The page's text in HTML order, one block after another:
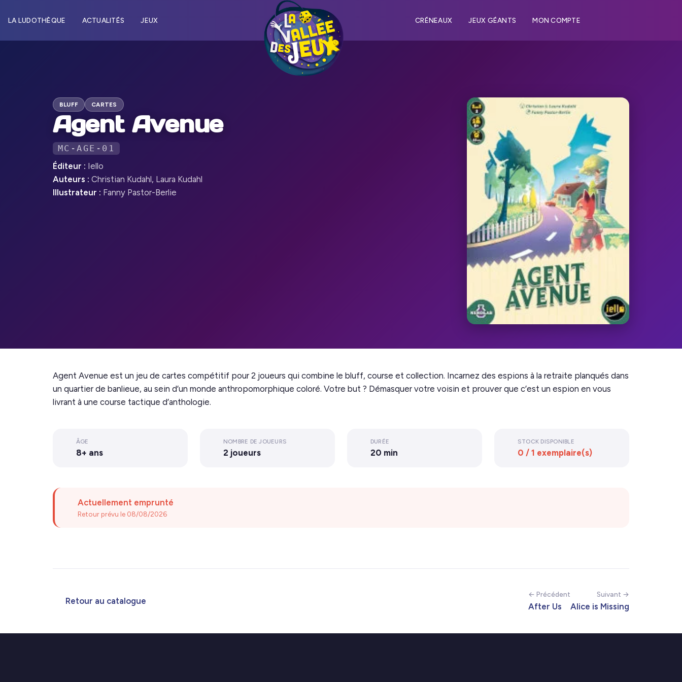
LA LUDOTHÈQUE ACTUALITÉS JEUX CRÉNEAUX JEUX GÉANTS MON COMPTE
BLUFF CARTES
Agent Avenue
MC-AGE-01
Éditeur : Iello
Auteurs : Christian Kudahl, Laura Kudahl
Illustrateur : Fanny Pastor-Berlie
Agent Avenue est un jeu de cartes compétitif pour 2 joueurs qui combine le bluff, course et collection. Incarnez des espions à la retraite planqués dans
un quartier de banlieue, au sein d’un monde anthropomorphique coloré. Votre but ? Démasquer votre voisin et prouver que c’est un espion en vous
livrant à une course tactique d’anthologie.
ÂGE
8+ ans
NOMBRE DE JOUEURS
2 joueurs
DURÉE
20 min
STOCK DISPONIBLE
0 / 1 exemplaire(s)
Actuellement emprunté
Retour prévu le 08/08/2026
Retour au catalogue
← Précédent
After Us
Suivant →
Alice is Missing